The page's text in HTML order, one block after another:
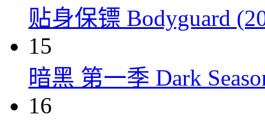
贴身保镖 Bodyguard
15
暗黑 第一季 Dark
16